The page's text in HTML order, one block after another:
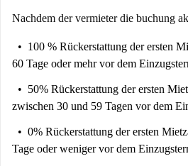
Fitnessstudio, Pool,
Ort: Das Team ist stets vor Ort, um
Zimmern und öffentlichen Bereichen
Nachdem der vermieter die buchung
100 % Rückerstattung der ersten
60 Tage oder mehr vor dem
50% Rückerstattung der ersten
zwischen 30 und 59 Tagen vor dem
0% Rückerstattung der ersten
Tage oder weniger vor dem